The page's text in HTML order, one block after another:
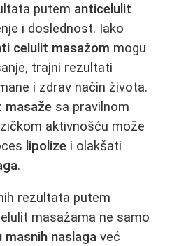
putem anticelulit
i doslednost. Iako
celulit masažom mogu
trajni rezultati
i zdrav način života.
masaže sa pravilnom
aktivnošću može
lipolize i olakšati
.
rezultata putem
masažama ne samo
masnih naslaga već